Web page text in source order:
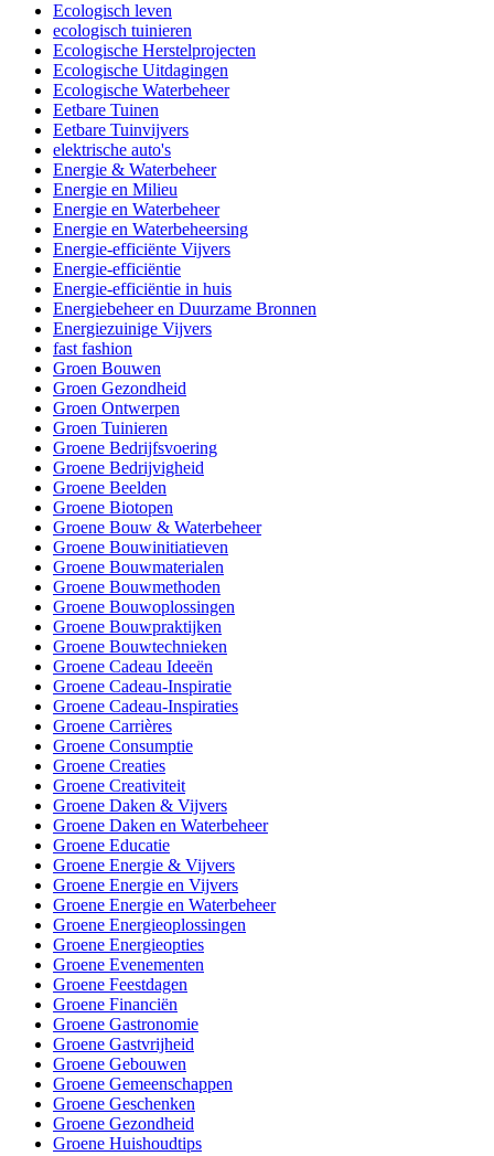
Ecologisch leven
ecologisch tuinieren
Ecologische Herstelprojecten
Ecologische Uitdagingen
Ecologische Waterbeheer
Eetbare Tuinen
Eetbare Tuinvijvers
elektrische auto's
Energie & Waterbeheer
Energie en Milieu
Energie en Waterbeheer
Energie en Waterbeheersing
Energie-efficiënte Vijvers
Energie-efficiëntie
Energie-efficiëntie in huis
Energiebeheer en Duurzame Bronnen
Energiezuinige Vijvers
fast fashion
Groen Bouwen
Groen Gezondheid
Groen Ontwerpen
Groen Tuinieren
Groene Bedrijfsvoering
Groene Bedrijvigheid
Groene Beelden
Groene Biotopen
Groene Bouw & Waterbeheer
Groene Bouwinitiatieven
Groene Bouwmaterialen
Groene Bouwmethoden
Groene Bouwoplossingen
Groene Bouwpraktijken
Groene Bouwtechnieken
Groene Cadeau Ideeën
Groene Cadeau-Inspiratie
Groene Cadeau-Inspiraties
Groene Carrières
Groene Consumptie
Groene Creaties
Groene Creativiteit
Groene Daken & Vijvers
Groene Daken en Waterbeheer
Groene Educatie
Groene Energie & Vijvers
Groene Energie en Vijvers
Groene Energie en Waterbeheer
Groene Energieoplossingen
Groene Energieopties
Groene Evenementen
Groene Feestdagen
Groene Financiën
Groene Gastronomie
Groene Gastvrijheid
Groene Gebouwen
Groene Gemeenschappen
Groene Geschenken
Groene Gezondheid
Groene Huishoudtips